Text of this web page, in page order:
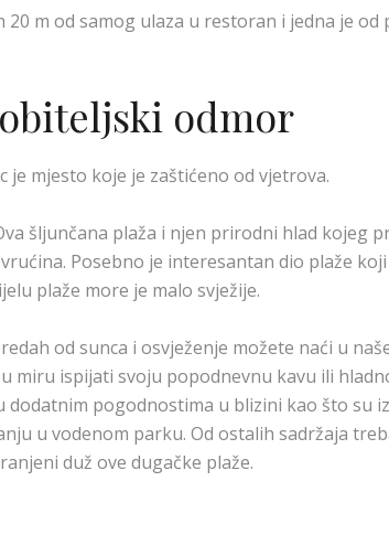
m od samog ulaza u restoran i jedna je od
odmor
mjesto koje je zaštićeno od vjetrova.
šljunčana plaža i njen prirodni hlad kojeg
Posebno je interesantan dio plaže koji
plaže more je malo svježije.
od sunca i osvježenje možete naći u
miru ispijati svoju popodnevnu kavu ili
pogodnostima u blizini kao što su
u vodenom parku. Od ostalih sadržaja
duž ove dugačke plaže.